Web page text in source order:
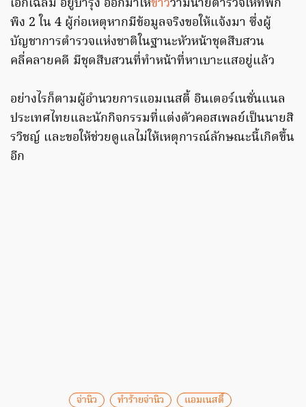
เอกเฉลิม อยู่บำรุง ออกมาให้ข่าวว่ามีนายตำรวจให้ที่พัก
พิง 2 ใน 4 ผู้ก่อเหตุหากมีข้อมูลจริงขอให้แจ้งมา ซึ่งผู้
บัญชาการตำรวจแห่งชาติในฐานะหัวหน้าชุดสืบสวน
คลี่คลายคดี มีชุดสืบสวนที่ทำหน้าที่หาเบาะแสอยู่แล้ว
อย่างไรก็ตามผู้อำนวยการแอมเนสตี้ อินเตอร์เนชั่นแนล
ประเทศไทยและนักกิจกรรมที่แต่งตัวคอสเพลย์เป็นนายสิ
รวิชญ์ และขอให้ช่วยดูแลไม่ให้เหตุการณ์ลักษณะนี้เกิดขึ้น
อีก
จ่านิว ทำร้ายจ่านิว แอมเนสตี้